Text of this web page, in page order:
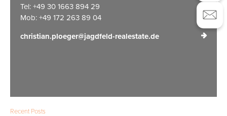
Tel: +49 30 1663 894 29
Mob: +49 172 263 89 04
christian.ploeger@jagdfeld-realestate.de
Recent Posts